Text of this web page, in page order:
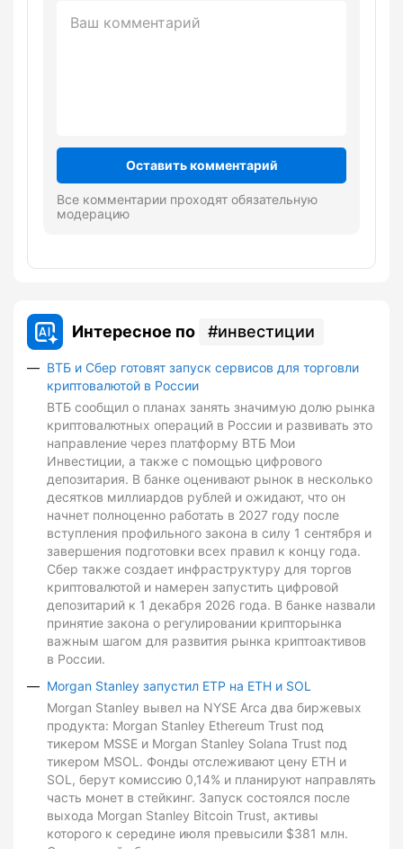
Оставить комментарий
Все комментарии проходят обязательную
модерацию
Интересное по инвестиции
ВТБ и Сбер готовят запуск сервисов для торговли
криптовалютой в России
ВТБ сообщил о планах занять значимую долю рынка
криптовалютных операций в России и развивать это
направление через платформу ВТБ Мои
Инвестиции, а также с помощью цифрового
депозитария. В банке оценивают рынок в несколько
десятков миллиардов рублей и ожидают, что он
начнет полноценно работать в 2027 году после
вступления профильного закона в силу 1 сентября и
завершения подготовки всех правил к концу года.
Сбер также создает инфраструктуру для торгов
криптовалютой и намерен запустить цифровой
депозитарий к 1 декабря 2026 года. В банке назвали
принятие закона о регулировании крипторынка
важным шагом для развития рынка криптоактивов
в России.
Morgan Stanley запустил ETP на ETH и SOL
Morgan Stanley вывел на NYSE Arca два биржевых
продукта: Morgan Stanley Ethereum Trust под
тикером MSSE и Morgan Stanley Solana Trust под
тикером MSOL. Фонды отслеживают цену ETH и
SOL, берут комиссию 0,14% и планируют направлять
часть монет в стейкинг. Запуск состоялся после
выхода Morgan Stanley Bitcoin Trust, активы
которого к середине июля превысили $381 млн.